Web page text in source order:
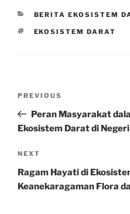
CATEGORIES
BERITA EKOSISTEM
TAGS
EKOSISTEM DARAT
Previous
Post
PREVIOUS
Peran Masyarakat
Ekosistem Darat di
Next
Post
NEXT
Ragam Hayati di
Keanekaragaman Flora